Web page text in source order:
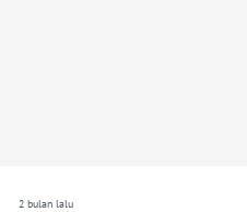
2 bulan lalu